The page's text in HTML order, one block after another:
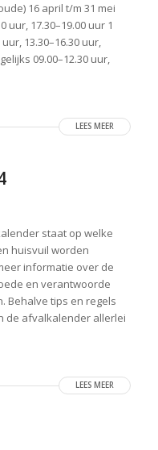
16 april t/m 31 mei
uur, 17.30–19.00 uur 1
13.30–16.30 uur,
09.00–12.30 uur,
LEES MEER
staat op welke
huisvuil worden
informatie over de
en verantwoorde
Behalve tips en regels
de afvalkalender allerlei
LEES MEER